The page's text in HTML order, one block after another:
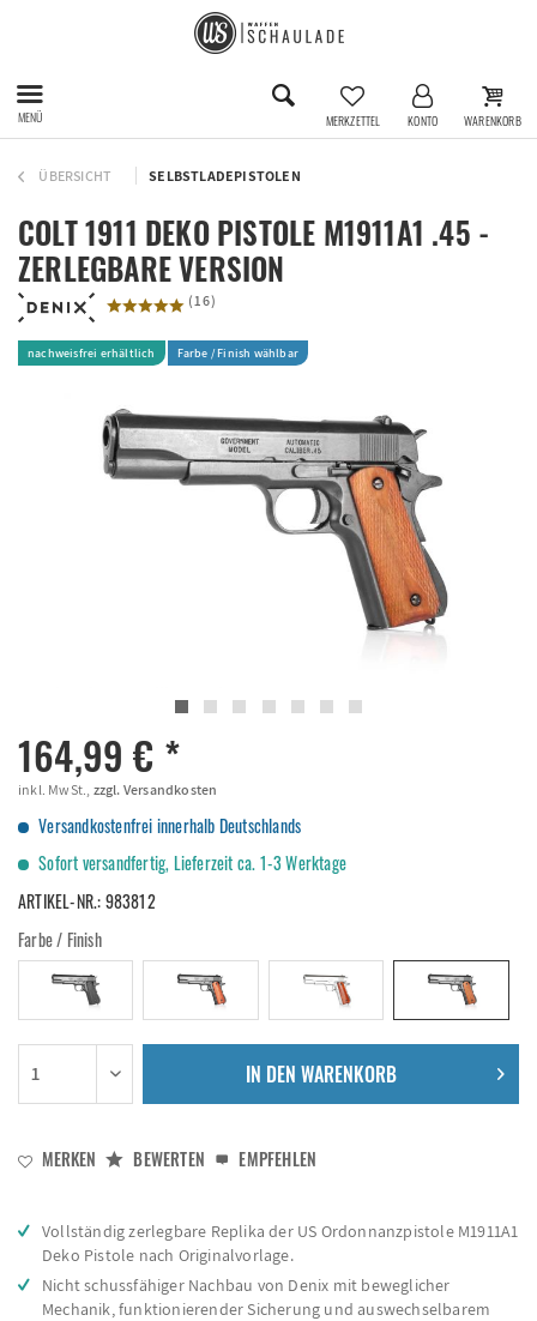
MENÜ MERKZETTEL KONTO WARENKORB
ÜBERSICHT SELBSTLADEPISTOLEN
COLT 1911 DEKO PISTOLE M1911A1 .45 -
ZERLEGBARE VERSION
(16)
nachweisfrei erhältlich Farbe / Finish wählbar
164,99 € *
inkl. MwSt., zzgl. Versandkosten
Versandkostenfrei innerhalb Deutschlands
Sofort versandfertig, Lieferzeit ca. 1-3 Werktage
ARTIKEL-NR.:983812
Farbe / Finish
IN DEN WARENKORB
MERKEN BEWERTEN EMPFEHLEN
Vollständig zerlegbare Replika der US Ordonnanzpistole M1911A1
Deko Pistole nach Originalvorlage.
Nicht schussfähiger Nachbau von Denix mit beweglicher
Mechanik, funktionierender Sicherung und auswechselbarem